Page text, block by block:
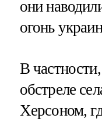
они
огонь
В
обстреле
Херсоном,